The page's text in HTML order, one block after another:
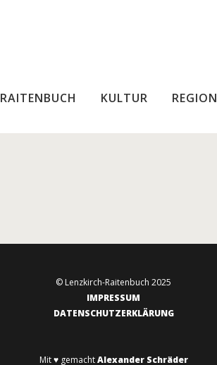
RAITENBUCH KULTUR REGION
© Lenzkirch-Raitenbuch 2025
IMPRESSUM
DATENSCHUTZERKLÄRUNG
Mit ♥ gemachtAlexander Schräder